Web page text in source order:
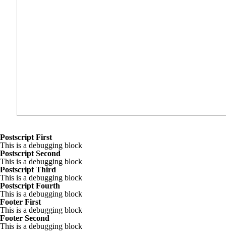
Postscript First
This is a debugging block
Postscript Second
This is a debugging block
Postscript Third
This is a debugging block
Postscript Fourth
This is a debugging block
Footer First
This is a debugging block
Footer Second
This is a debugging block